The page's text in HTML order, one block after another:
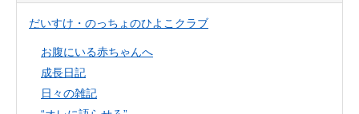
だいすけ・のっちょのひよこクラブ
お腹にいる赤ちゃんへ
成長日記
日々の雑記